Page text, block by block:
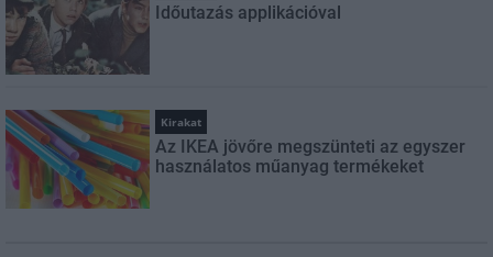
Időutazás applikációval
Kirakat
Az IKEA jövőre megszünteti az egyszer
használatos műanyag termékeket